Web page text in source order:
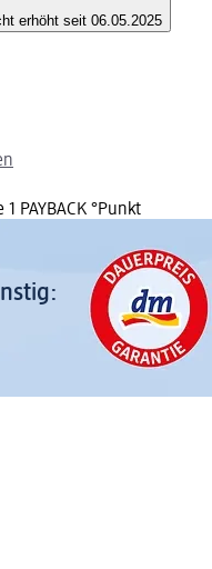
erhöht seit 06.05.2025
PAYBACK °Punkt